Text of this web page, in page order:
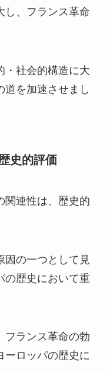
し、フランス革命
・社会的構造に大
道を加速させまし
史的評価
関連性は、歴史的
因の一つとして見
の歴史において重
フランス革命の勃
ーロッパの歴史に